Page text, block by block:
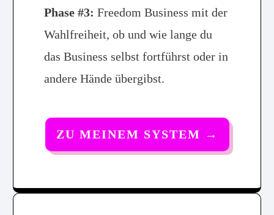
Phase #3: Freedom Business mit der
Wahlfreiheit, ob und wie lange du
das Business selbst fortführst oder in
andere Hände übergibst.
ZU MEINEM SYSTEM →